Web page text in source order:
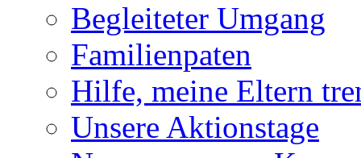
Begleiteter Umgang
Familienpaten
Hilfe, meine Eltern
Unsere Aktionstage